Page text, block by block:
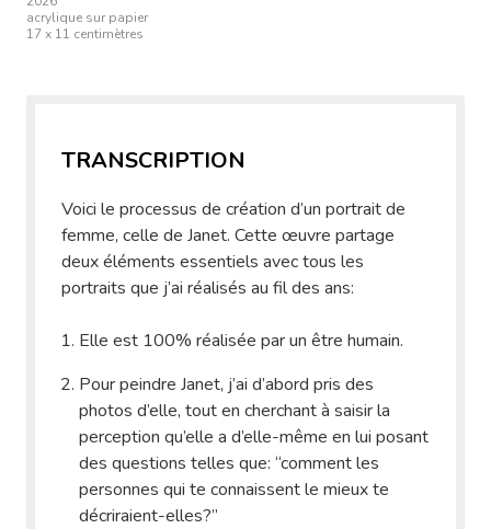
acrylique sur papier
17 x 11 centimètres
TRANSCRIPTION
Voici le processus de création d’un portrait de
femme, celle de Janet. Cette œuvre partage
deux éléments essentiels avec tous les
portraits que j’ai réalisés au fil des ans:
Elle est 100% réalisée par un être humain.
Pour peindre Janet, j’ai d’abord pris des
photos d’elle, tout en cherchant à saisir la
perception qu’elle a d’elle-même en lui posant
des questions telles que: “comment les
personnes qui te connaissent le mieux te
décriraient-elles?”